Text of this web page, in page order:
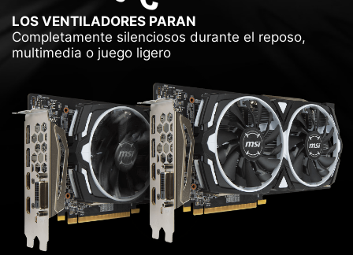
LOS VENTILADORES PARAN
Completamente silenciosos durante el reposo,
multimedia o juego ligero